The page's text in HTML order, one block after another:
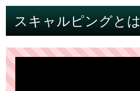
スキャルピングとは